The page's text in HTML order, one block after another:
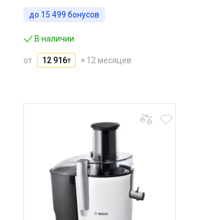
до 15 499 бонусов
В наличии
от 12 916₸ × 12 месяцев